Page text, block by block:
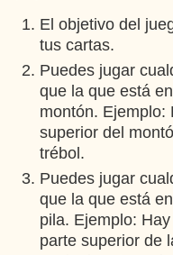
El objetivo del
tus cartas.
Puedes jugar
que la que está
montón. Ejemplo:
superior del
trébol.
Puedes jugar
que la que está
pila. Ejemplo:
parte superior de